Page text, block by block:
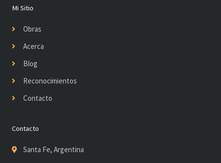
Mi Sitio
Obras
Acerca
Blog
Reconocimientos
Contacto
Contacto
Santa Fe, Argentina